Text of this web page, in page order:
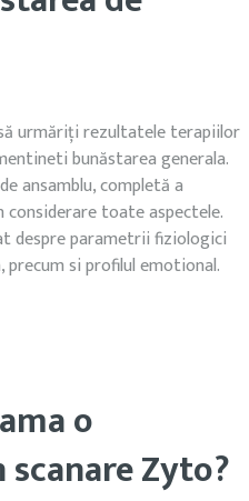
urmăriți rezultatele terapiilor
bunăstarea generala.
ansamblu, completă a
considerare toate aspectele.
despre parametrii fiziologici
si profilul emotional.
o
Zyto?